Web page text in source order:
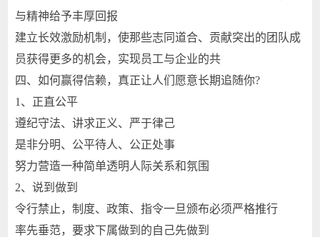
与精神给予丰厚回报
建立长效激励机制，使那些志同道合、贡献突出的团队成
员获得更多的机会，实现员工与企业的共
四、如何赢得信赖，真正让人们愿意长期追随你?
1、正直公平
遵纪守法、讲求正义、严于律己
是非分明、公平待人、公正处事
努力营造一种简单透明人际关系和氛围
2、说到做到
令行禁止，制度、政策、指令一旦颁布必须严格推行
率先垂范，要求下属做到的自己先做到